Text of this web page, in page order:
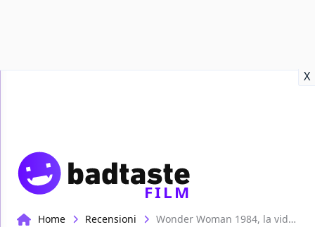
X
FILM
Home Recensioni Wonder Woman 1984, la videorecensione e il podcast